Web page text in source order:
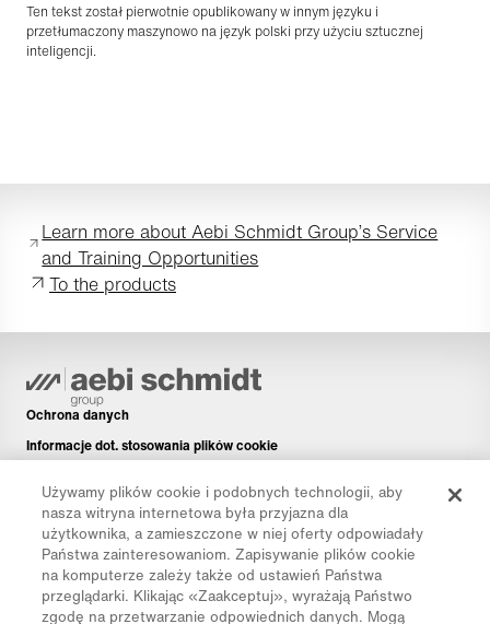
Ten tekst został pierwotnie opublikowany w innym języku i
przetłumaczony maszynowo na język polski przy użyciu sztucznej
inteligencji.
Learn more about Aebi Schmidt Group’s Service
and Training Opportunities
To the products
Ochrona danych
Informacje dot. stosowania plików cookie
Disclaimer
Newsletter
Części zamienne
Pliki do pobrania
Używamy plików cookie i podobnych technologii, aby
nasza witryna internetowa była przyjazna dla
użytkownika, a zamieszczone w niej oferty odpowiadały
Państwa zainteresowaniom. Zapisywanie plików cookie
na komputerze zależy także od ustawień Państwa
przeglądarki. Klikając «Zaakceptuj», wyrażają Państwo
zgodę na przetwarzanie odpowiednich danych. Mogą